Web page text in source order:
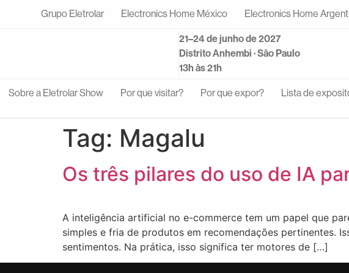
Grupo Eletrolar Electronics Home México Electronics Home
21–24 de junho de 2027
Distrito Anhembi · São Paulo
13h às 21h
Sobre a Eletrolar Show Por que visitar? Por que expor? Lista de
Tag: Magalu
Os três pilares do uso de IA
A inteligência artificial no e-commerce tem um papel que
simples e fria de produtos em recomendações pertinentes.
sentimentos. Na prática, isso significa ter motores de […]